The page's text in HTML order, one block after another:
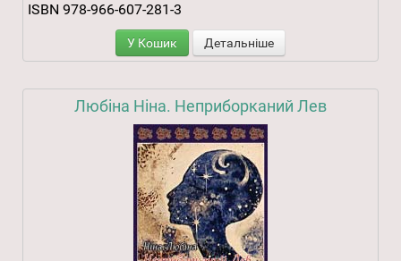
ISBN 978-966-607-281-3
У Кошик Детальніше
Любіна Ніна. Неприборканий Лев